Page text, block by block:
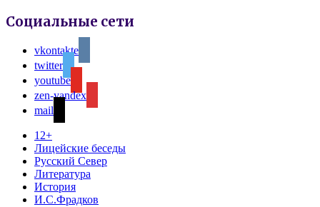
Социальные сети
vkontakte
twitter
youtube
zen-yandex
mail
12+
Лицейские беседы
Русский Север
Литература
История
И.С.Фрадков